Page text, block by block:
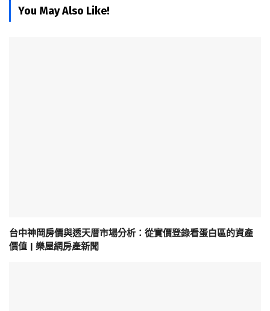
You May Also Like!
台中神岡房價與透天厝市場分析：從實價登錄看蛋白區的資產
價值 | 樂屋網房產新聞